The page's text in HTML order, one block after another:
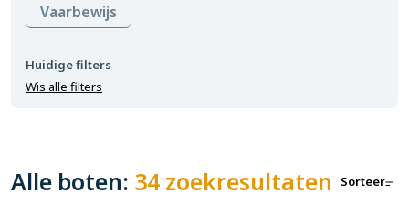
Vaarbewijs
Huidige filters
Wis alle filters
Alle boten: 34 zoekresultaten Sorteer